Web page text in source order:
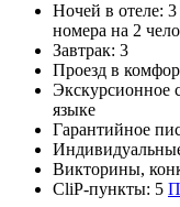
Ночей в отеле: 3
номера на 2
Завтрак: 3
Проезд в
Экскурсионное
языке
Гарантийное
Викторины,
CliP-пункты: 5